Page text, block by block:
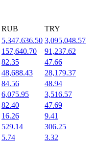
RUB
TRY
5,347,636.50 3,095,048.57
157,640.70
91,237.62
82.35
47.66
48,688.43
28,179.37
84.56
48.94
6,075.95
3,516.57
82.40
47.69
16.26
9.41
529.14
306.25
5.74
3.32